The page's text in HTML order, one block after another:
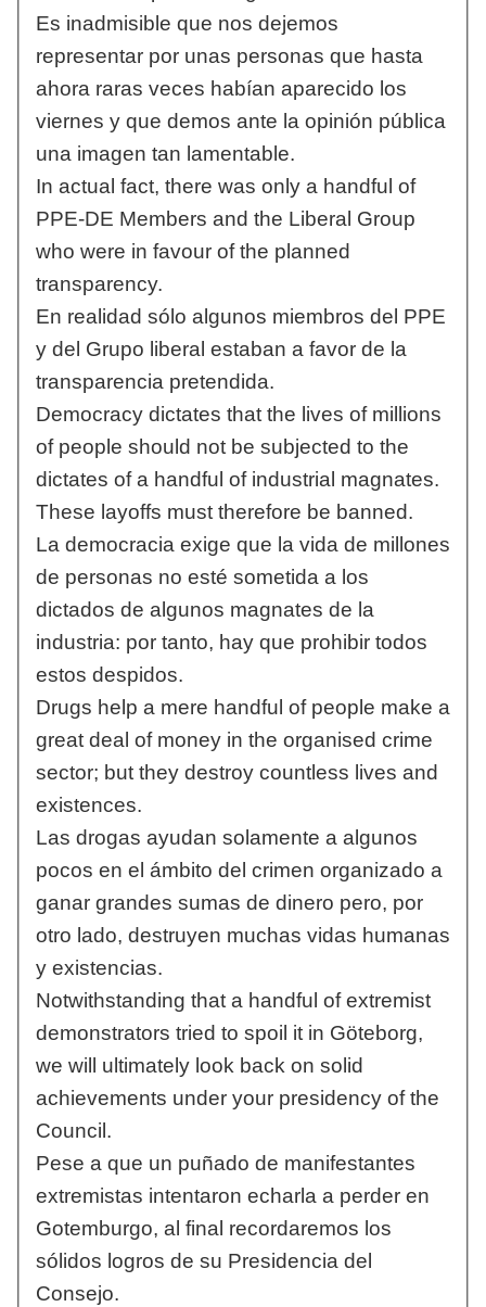
Es inadmisible que nos dejemos
representar por unas personas que hasta
ahora raras veces habían aparecido los
viernes y que demos ante la opinión pública
una imagen tan lamentable.
In actual fact, there was only a handful of
PPE-DE Members and the Liberal Group
who were in favour of the planned
transparency.
En realidad sólo algunos miembros del PPE
y del Grupo liberal estaban a favor de la
transparencia pretendida.
Democracy dictates that the lives of millions
of people should not be subjected to the
dictates of a handful of industrial magnates.
These layoffs must therefore be banned.
La democracia exige que la vida de millones
de personas no esté sometida a los
dictados de algunos magnates de la
industria: por tanto, hay que prohibir todos
estos despidos.
Drugs help a mere handful of people make a
great deal of money in the organised crime
sector; but they destroy countless lives and
existences.
Las drogas ayudan solamente a algunos
pocos en el ámbito del crimen organizado a
ganar grandes sumas de dinero pero, por
otro lado, destruyen muchas vidas humanas
y existencias.
Notwithstanding that a handful of extremist
demonstrators tried to spoil it in Göteborg,
we will ultimately look back on solid
achievements under your presidency of the
Council.
Pese a que un puñado de manifestantes
extremistas intentaron echarla a perder en
Gotemburgo, al final recordaremos los
sólidos logros de su Presidencia del
Consejo.